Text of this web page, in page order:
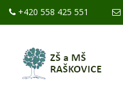
+420 558 425 551